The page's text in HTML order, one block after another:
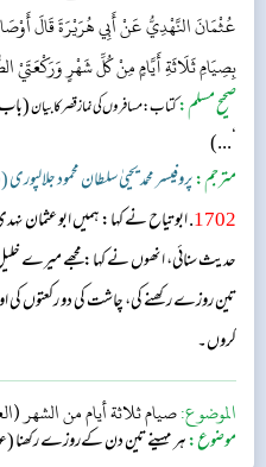
عُثْمَانَ النَّهْدِيُّ عَنْ أَبِي هُرَيْرَةَ قَالَ
بِصِيَامِ ثَلَاثَةِ أَيَّامٍ مِنْ كُلِّ شَهْرٍ وَرَكْعَتَيْ
صحیح مسلم:کتاب: مسافرو ں کی نماز قصر کا بیان
‘...)
مترجم:پروفیسر محمد یحییٰ سلطان محمود
1702 . ابو تیاح نے کہا: ہمیں ابو عثمان
حدیث سنائی، انھوں نے کہا: مجھے میرے
تین روزے رکھنے کی، چاشت کی دو رکعتوں کی
کروں۔
الموضوع:صيام ثلاثة أيام من الشهر
موضوع:ہر مہینے تین دن کےروزے رکھنا